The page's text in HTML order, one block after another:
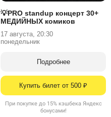
💡PRO standup концерт 30+
МЕДИЙНЫХ комиков
17 августа, 20:30
понедельник
Подробнее
Купить билет от 500 ₽
При покупке до 15% кэшбека Яндекс
бонусами!